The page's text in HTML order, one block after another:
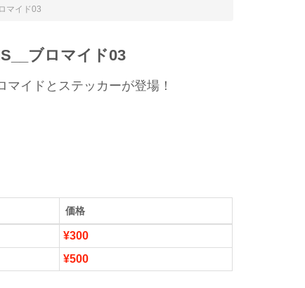
マイド03
ブロマイド03
マイドとステッカーが登場！
価格
¥300
¥500